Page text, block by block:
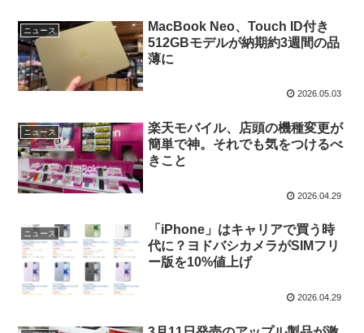
ニュース
MacBook Neo、Touch ID付き
512GBモデルが納期約3週間の品
薄に
2026.05.03
ニュース
楽天モバイル、店頭の機種変更が
簡単で神。それでも気をつけるべ
きこと
2026.04.29
ニュース
「iPhone」はキャリアで買う時
代に？ヨドバシカメラがSIMフリ
ー版を10%値上げ
2026.04.29